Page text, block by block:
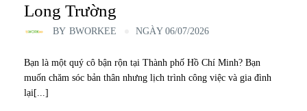
Long Trường
BY BWORKEE NGÀY 06/07/2026
Bạn là một quý cô bận rộn tại Thành phố Hồ Chí Minh? Bạn
muốn chăm sóc bản thân nhưng lịch trình công việc và gia đình
lại[...]